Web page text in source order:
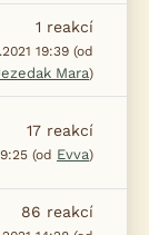
1 reakcí
19:39 (od
Mara)
17 reakcí
(od Evva)
86 reakcí